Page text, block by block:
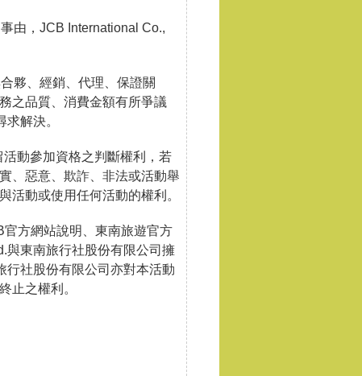
由，JCB International Co.,
夥、經銷、代理、保證關
之品質、消費金額有所爭議
解決。
活動參加資格之判斷權利，若
、惡意、欺詐、非法或活動舉
活動或使用任何活動的權利。
官方網站說明、東南旅遊官方
與東南旅行社股份有限公司擁
行社股份有限公司亦對本活動
止之權利。